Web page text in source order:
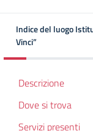
Indice del luogo
Vinci”
Descrizione
Dove si trova
Servizi presenti